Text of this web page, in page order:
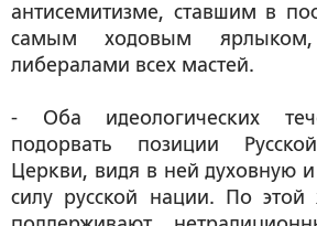
антисемитизме, ставшим в
самым ходовым ярлыком,
либералами всех мастей.
- Оба идеологических
подорвать позиции
Церкви, видя в ней духовную
силу русской нации. По